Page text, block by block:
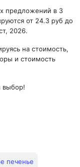
предложений в 3
от 24.3 руб до
2026.
на стоимость,
и стоимость
выбор!
печенье